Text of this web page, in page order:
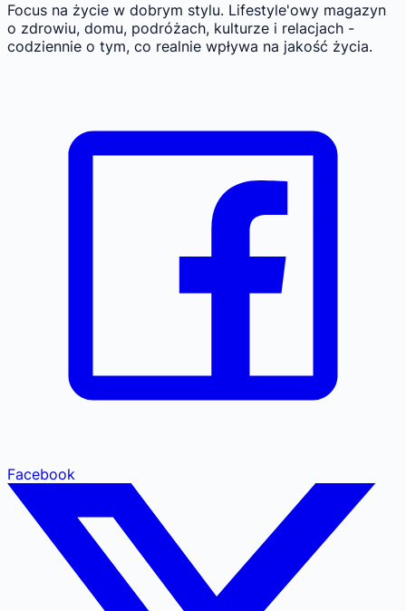
Focus na życie w dobrym stylu. Lifestyle'owy magazyn
o zdrowiu, domu, podróżach, kulturze i relacjach -
codziennie o tym, co realnie wpływa na jakość życia.
Facebook